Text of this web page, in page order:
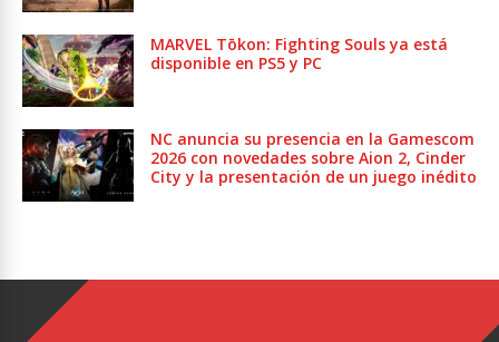
MARVEL Tōkon: Fighting Souls ya está
disponible en PS5 y PC
NC anuncia su presencia en la Gamescom
2026 con novedades sobre Aion 2, Cinder
City y la presentación de un juego inédito